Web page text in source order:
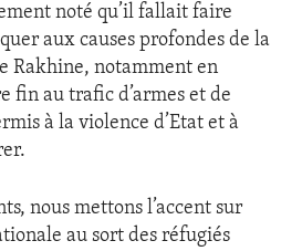
noté qu’il fallait faire
aux causes profondes de la
Rakhine, notamment en
fin au trafic d’armes et de
à la violence d’Etat et à
nous mettons l’accent sur
au sort des réfugiés